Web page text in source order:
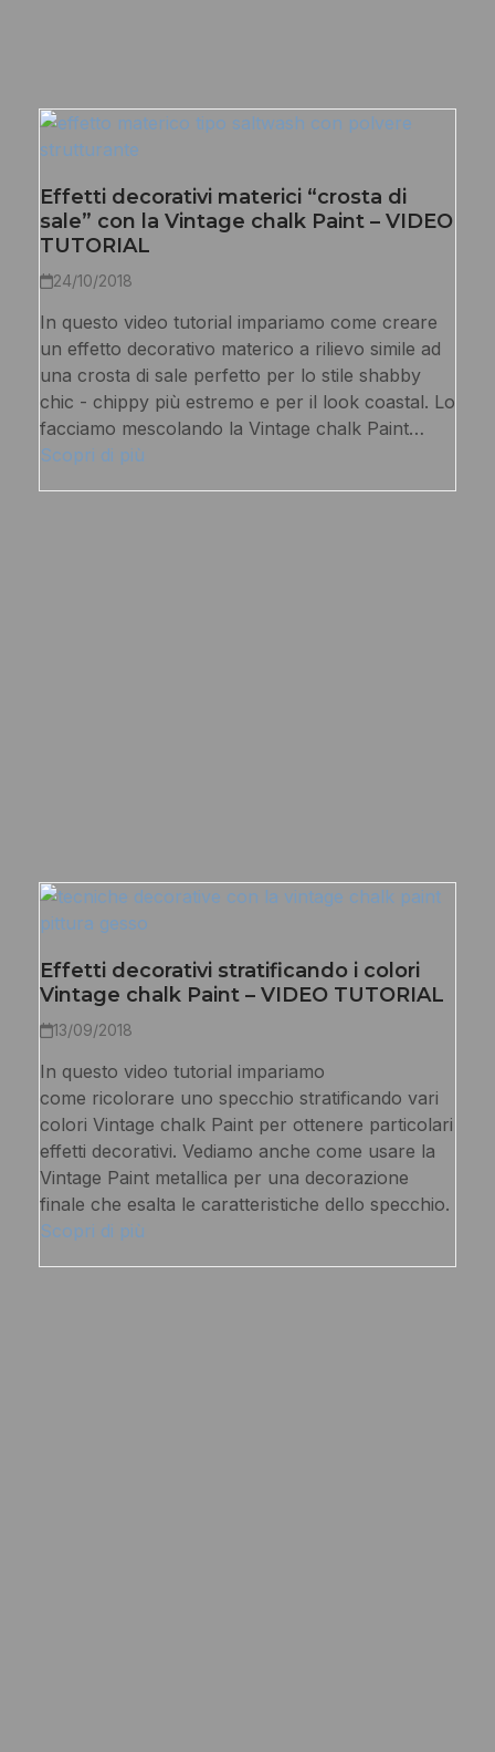
Effetti decorativi materici “crosta di
sale” con la Vintage chalk Paint – VIDEO
TUTORIAL
24/10/2018
In questo video tutorial impariamo come creare
un effetto decorativo materico a rilievo simile ad
una crosta di sale perfetto per lo stile shabby
chic - chippy più estremo e per il look coastal. Lo
facciamo mescolando la Vintage chalk Paint…
Scopri di più
Effetti decorativi stratificando i colori
Vintage chalk Paint – VIDEO TUTORIAL
13/09/2018
In questo video tutorial impariamo
come ricolorare uno specchio stratificando vari
colori Vintage chalk Paint per ottenere particolari
effetti decorativi. Vediamo anche come usare la
Vintage Paint metallica per una decorazione
finale che esalta le caratteristiche dello specchio.
Scopri di più